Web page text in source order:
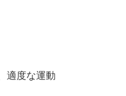
適度な運動